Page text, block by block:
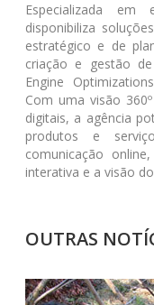
Especializada em
disponibiliza
estratégico e de
criação e gestão
Engine
Com uma visão
digitais, a agência
produtos e
comunicação
interativa e a visão
OUTRAS